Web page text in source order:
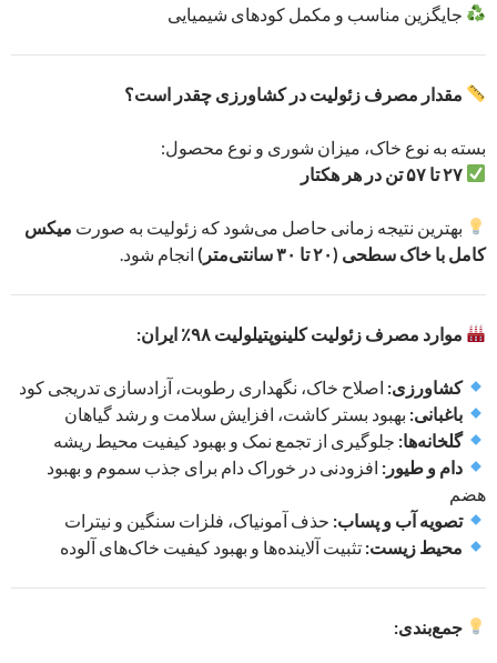
جایگزین مناسب و مکمل کودهای شیمیایی
مقدار مصرف زئولیت در کشاورزی چقدر است؟
بسته به نوع خاک، میزان شوری و نوع محصول:
۲۷ تا ۵۷ تن در هر هکتار
بهترین نتیجه زمانی حاصل می‌شود که زئولیت به صورت میکس
کامل با خاک سطحی (۲۰ تا ۳۰ سانتی‌متر)
انجام شود.
موارد مصرف زئولیت کلینوپتیلولیت ۹۸٪ ایران:
کشاورزی: اصلاح خاک، نگهداری رطوبت، آزادسازی تدریجی کود
باغبانی: بهبود بستر کاشت، افزایش سلامت و رشد گیاهان
گلخانه‌ها: جلوگیری از تجمع نمک و بهبود کیفیت محیط ریشه
دام و طیور: افزودنی در خوراک دام برای جذب سموم و بهبود
هضم
تصویه آب و پساب: حذف آمونیاک، فلزات سنگین و نیترات
محیط زیست: تثبیت آلاینده‌ها و بهبود کیفیت خاک‌های آلوده
جمع‌بندی: